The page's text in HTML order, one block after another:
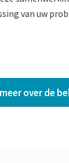
van uw
over de